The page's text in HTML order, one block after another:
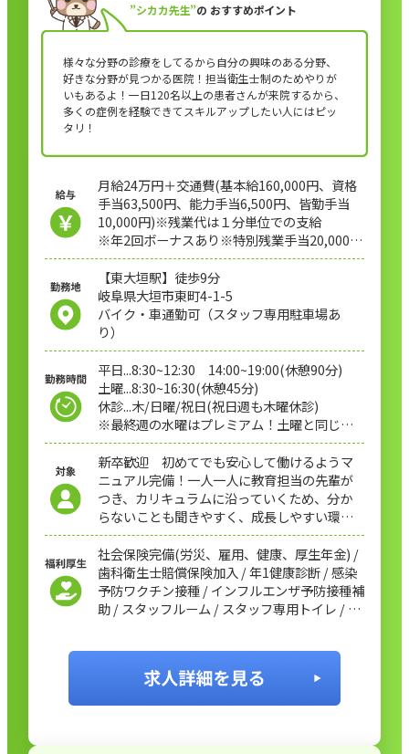
”シカカ先生”の おすすめポイント
様々な分野の診療をしてるから自分の興味のある分野、
好きな分野が見つかる医院！担当衛生士制のためやりが
いもあるよ！一日120名以上の患者さんが来院するから、
多くの症例を経験できてスキルアップしたい人にはピッ
タリ！
月給24万円＋交通費(基本給160,000円、資格
手当63,500円、能力手当6,500円、皆勤手当
10,000円)※残業代は１分単位での支給
※年2回ボーナスあり※特別残業手当20,000円
を試用期間経過後付与
【東大垣駅】徒歩9分
岐阜県大垣市東町4-1-5
バイク・車通勤可（スタッフ専用駐車場あ
り）
平日...8:30~12:30 14:00~19:00(休憩90分)
土曜...8:30~16:30(休憩45分)
休診...木/日曜/祝日(祝日週も木曜休診)
※最終週の水曜はプレミアム！土曜と同じ勤
務時間です
新卒歓迎 初めてでも安心して働けるようマ
ニュアル完備！一人一人に教育担当の先輩が
つき、カリキュラムに沿っていくため、分か
らないことも聞きやすく、成長しやすい環境
です。
社会保険完備(労災、雇用、健康、厚生年金) /
歯科衛生士賠償保険加入 / 年1健康診断 / 感染
予防ワクチン接種 / インフルエンザ予防接種補
助 / スタッフルーム / スタッフ専用トイレ / 研